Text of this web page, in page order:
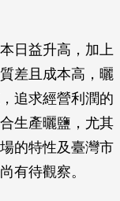
日益升高，加上
差且成本高，曬
追求經營利潤的
生產曬鹽，尤其
的特性及臺灣市
有待觀察。